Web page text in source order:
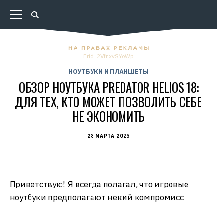
Erid=2VfnxvSYoWp
НОУТБУКИ И ПЛАНШЕТЫ
ОБЗОР НОУТБУКА PREDATOR HELIOS 18:
ДЛЯ ТЕХ, КТО МОЖЕТ ПОЗВОЛИТЬ СЕБЕ
НЕ ЭКОНОМИТЬ
28 МАРТА 2025
Приветствую! Я всегда полагал, что игровые
ноутбуки предполагают некий компромисс